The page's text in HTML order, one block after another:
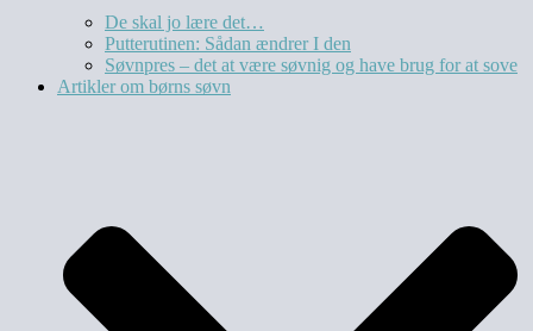
De skal jo lære det…
Putterutinen: Sådan ændrer I den
Søvnpres – det at være søvnig og have brug for at sove
Artikler om børns søvn